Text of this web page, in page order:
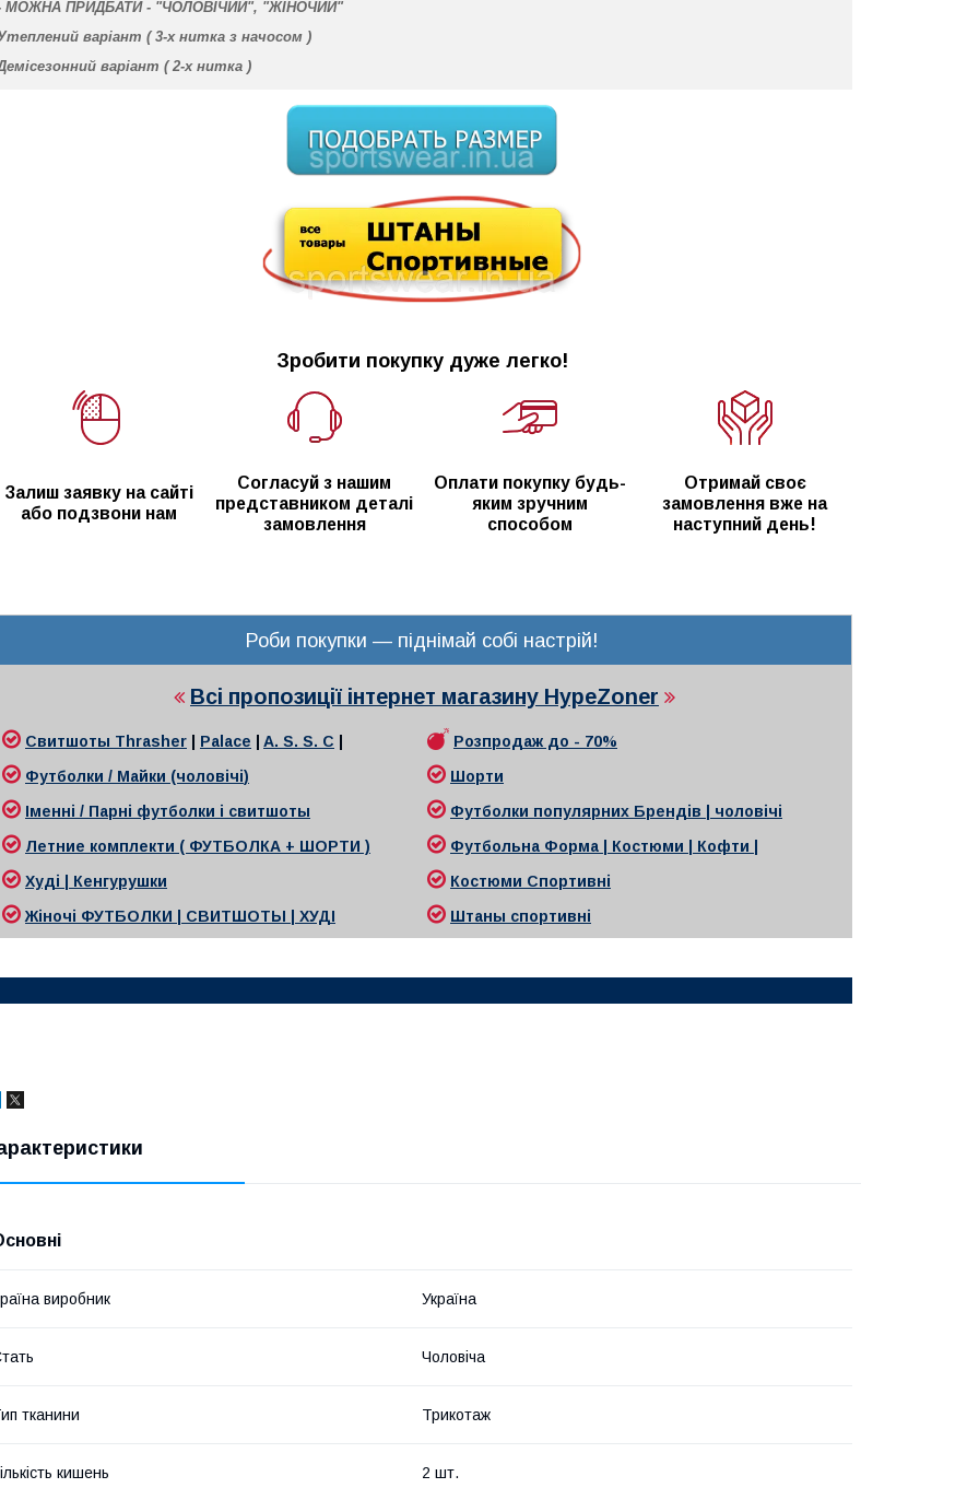
МОЖНА ПРИДБАТИ - "ЧОЛОВІЧИЙ", "ЖІНОЧИЙ"
варіант ( 3-х нитка з начосом )
варіант ( 2-х нитка )
Зробити покупку дуже легко!
Залиш заявку на сайті
або подзвони нам
Согласуй з нашим
представником деталі
замовлення
Оплати покупку будь-
яким зручним
способом
Отримай своє
замовлення вже на
наступний день!
Роби покупки — піднімай собі настрій!
Всі пропозиції інтернет магазину HypeZoner
Свитшоты Thrasher Palace A. S. S. C
Розпродаж до - 70%
Футболки / Майки (чоловічі)
Шорти
Іменні / Парні футболки і свитшоты
Футболки популярних Брендів | чоловічі
Летние комплекти ( ФУТБОЛКА + ШОРТИ )
Футбольна Форма | Костюми | Кофти |
Худі | Кенгурушки
Костюми Спортивні
Жіночі ФУТБОЛКИ | СВИТШОТЫ | ХУДІ Штаны спортивні
виробник Україна
Чоловіча
тканини Трикотаж
кишень 2 шт.